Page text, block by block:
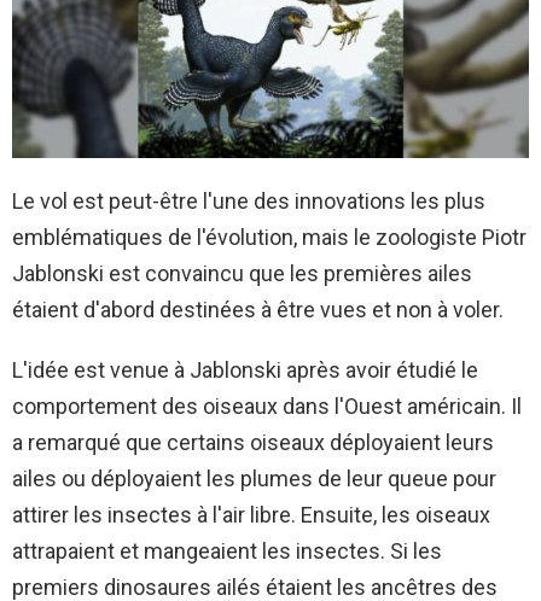
Le vol est peut-être l'une des innovations les plus
emblématiques de l'évolution, mais le zoologiste Piotr
Jablonski est convaincu que les premières ailes
étaient d'abord destinées à être vues et non à voler.
L'idée est venue à Jablonski après avoir étudié le
comportement des oiseaux dans l'Ouest américain. Il
a remarqué que certains oiseaux déployaient leurs
ailes ou déployaient les plumes de leur queue pour
attirer les insectes à l'air libre. Ensuite, les oiseaux
attrapaient et mangeaient les insectes. Si les
premiers dinosaures ailés étaient les ancêtres des